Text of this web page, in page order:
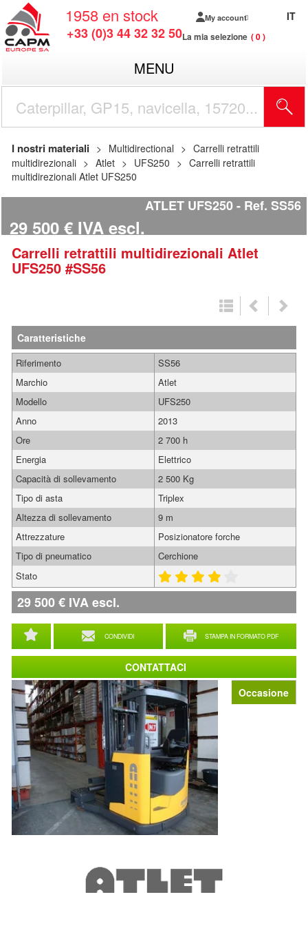
1958 en stock
+33 (0)3 44 32 32 50
My account
La mia selezione 0
IT
MENU
I nostri materiali Multidirectional
Carrelli retrattili
multidirezionali
Atlet UFS250
Carrelli retrattili
multidirezionali Atlet UFS250
ATLET UFS250 Ref. SS56
29 500 € IVA escl.
Carrelli retrattili multidirezionali Atlet
UFS250 #SS56
Occasione
Caratteristiche
CONDIVIDI STAMPA IN FORMATO PDF
Riferimento
SS56
Marchio
Atlet
Modello
UFS250
Anno
2013
Ore
2 700 h
Energia
Elettrico
Capacità di sollevamento
2 500 Kg
Tipo di asta
Triplex
Altezza di sollevamento
9 m
Attrezzature
Posizionatore forche
Tipo di pneumatico
Cerchione
Stato
29 500€ IVA escl.
CONTATTACI